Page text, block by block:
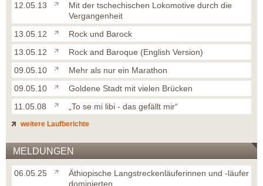
12.05.13
Mit der tschechischen Lokomotive durch die
Vergangenheit
13.05.12
Rock und Barock
13.05.12
Rock and Baroque (English Version)
09.05.10
Mehr als nur ein Marathon
09.05.10
Goldene Stadt mit vielen Brücken
11.05.08
„To se mi libi - das gefällt mir“
weitere Laufberichte
MELDUNGEN
06.05.25
Äthiopische Langstreckenläuferinnen und -läufer
dominierten ...